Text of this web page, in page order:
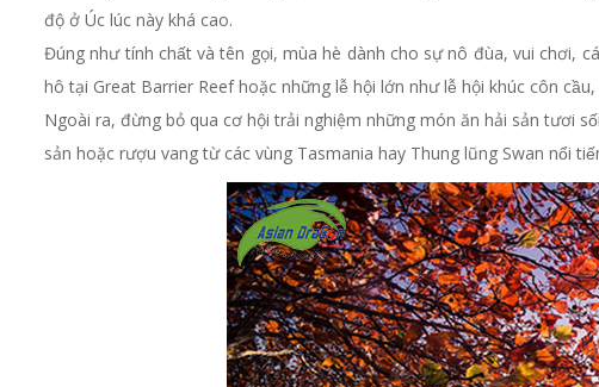
độ ở Úc lúc này khá cao.
Đúng như tính chất và tên gọi, mùa hè dành cho sự nô đùa, vui chơi,
hô tại Great Barrier Reef hoặc những lễ hội lớn như lễ hội khúc côn
Ngoài ra, đừng bỏ qua cơ hội trải nghiệm những món ăn hải sản tươi
sản hoặc rượu vang từ các vùng Tasmania hay Thung lũng Swan nổi